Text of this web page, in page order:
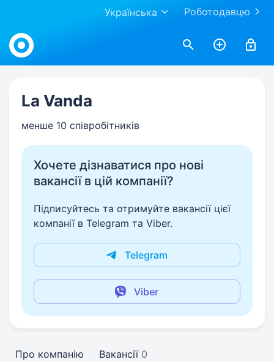
Роботодавцю
Українська
Work.ua
La Vanda
менше 10 співробітників
Хочете дізнаватися про нові
вакансії в цій компанії?
Підписуйтесь та отримуйте вакансії цієї
компанії в Telegram та Viber.
Telegram
Viber
Про компанію Вакансії 0